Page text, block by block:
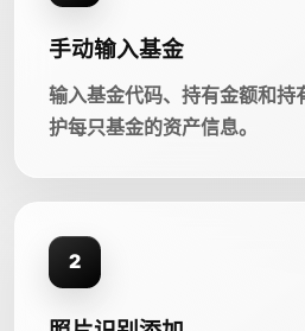
手动输入基金
输入基金代码、持有金额和持
护每只基金的资产信息。
2